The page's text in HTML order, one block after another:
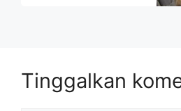
Tinggalkan